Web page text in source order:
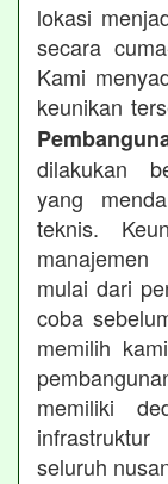
lokasi
secara
Kami
keunikan
dilakukan
yang
teknis.
mulai dari
coba
memilih
memiliki
seluruh